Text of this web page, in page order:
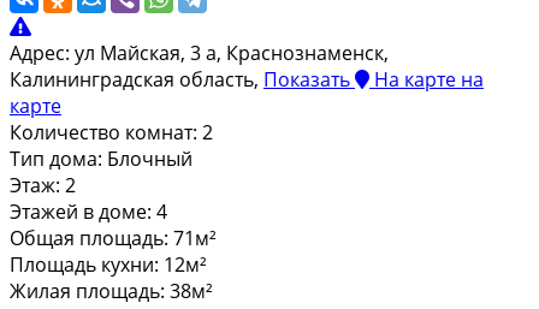
Адрес: ул Майская, 3 а, Краснознаменск,
Калининградская область, Показать На карте на
карте
Количество комнат: 2
Тип дома: Блочный
Этаж: 2
Этажей в доме: 4
Общая площадь: 71м²
Площадь кухни: 12м²
Жилая площадь: 38м²